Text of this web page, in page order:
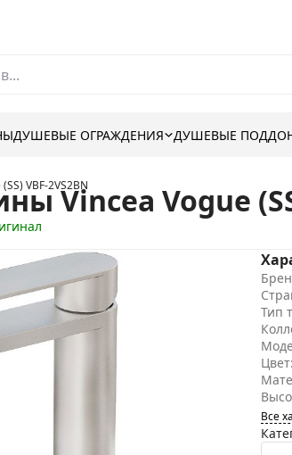
ДУШЕВЫЕ ОГРАЖДЕНИЯ ДУШЕВЫЕ
VBF-2VS2BN
Vincea Vogue
Тип
Цвет:
Все